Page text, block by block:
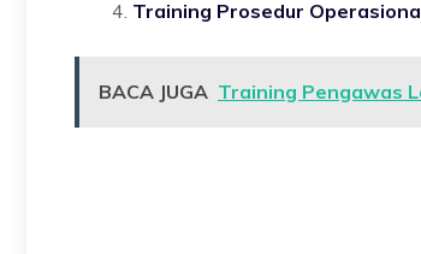
Training Prosedur
BACA JUGA Training Pengawas